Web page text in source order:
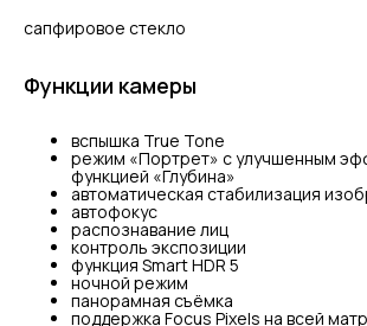
сапфировое стекло
Функции камеры
вспышка True Tone
режим «Портрет» с улучшенным
функцией «Глубина»
автоматическая стабилизация
автофокус
распознавание лиц
контроль экспозиции
функция Smart HDR 5
ночной режим
панорамная съёмка
поддержка Focus Pixels на всей